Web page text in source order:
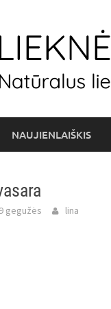
NAUJIENLAIŠKIS
gegužės lina